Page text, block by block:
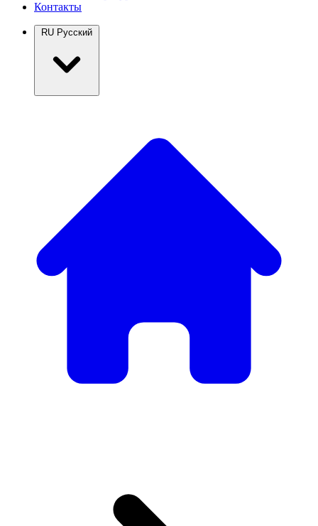
Контакты
RU Русский